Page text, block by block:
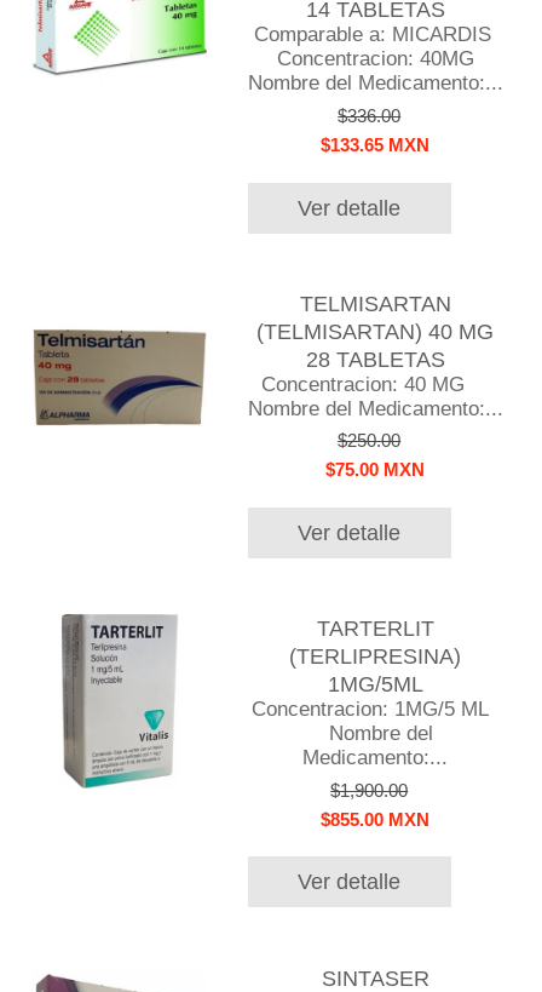
14 TABLETAS
Comparable a: MICARDIS
Concentracion: 40MG
Nombre del Medicamento:...
$336.00
$133.65 MXN
Ver detalle
TELMISARTAN
(TELMISARTAN) 40 MG
28 TABLETAS
Concentracion: 40 MG
Nombre del Medicamento:...
$250.00
$75.00 MXN
Ver detalle
TARTERLIT
(TERLIPRESINA)
1MG/5ML
Concentracion: 1MG/5 ML
Nombre del
Medicamento:...
$1,900.00
$855.00 MXN
Ver detalle
SINTASER